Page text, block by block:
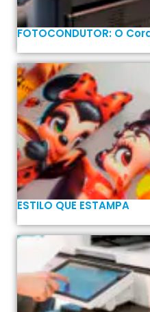
FOTOCONDUTOR: O
ESTILO QUE ESTAMPA